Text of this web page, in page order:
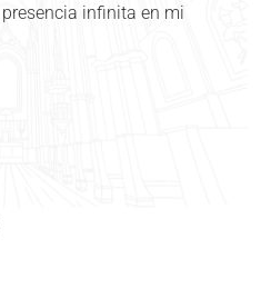
infinita en mi